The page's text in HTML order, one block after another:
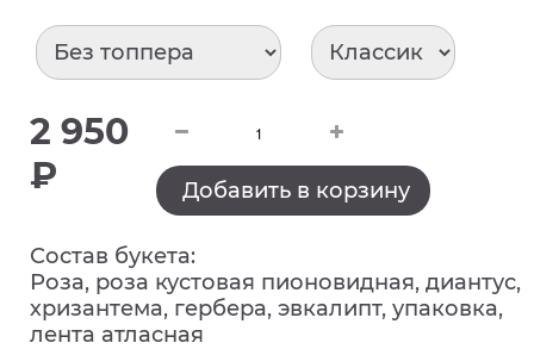
2 950
₽
Добавить в корзину
Состав букета:
Роза, роза кустовая пионовидная, диантус,
хризантема, гербера, эвкалипт, упаковка,
лента атласная